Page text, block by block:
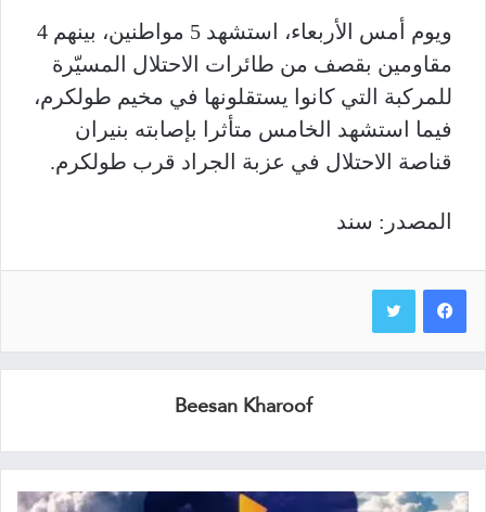
ويوم أمس الأربعاء، استشهد 5 مواطنين، بينهم 4
مقاومين بقصف من طائرات الاحتلال المسيّرة
للمركبة التي كانوا يستقلونها في مخيم طولكرم،
فيما استشهد الخامس متأثرا بإصابته بنيران
قناصة الاحتلال في عزبة الجراد قرب طولكرم.
المصدر: سند
Beesan Kharoof